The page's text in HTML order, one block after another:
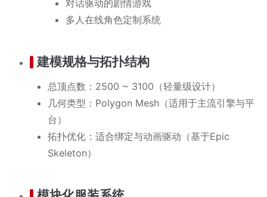
对话驱动的剧情游戏
多人在线角色定制系统
建模规格与拓扑结构
总顶点数：2500 ~ 3100（轻量级设计）
几何类型：Polygon Mesh（适用于主流引擎与平
台）
拓扑优化：适合绑定与动画驱动（基于Epic
Skeleton）